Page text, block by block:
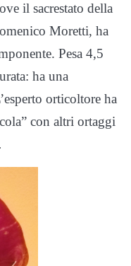
il sacrestato della
Moretti, ha
Pesa 4,5
ha una
orticoltore ha
con altri ortaggi